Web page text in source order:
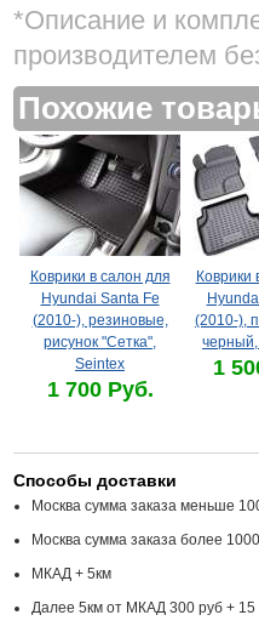
*Описание и
производителем
Похожие
Коврики в салон для
Hyundai Santa Fe
(2010-), резиновые,
рисунок "Сетка",
Seintex
1 700 Руб.
Коврики
(2010-),
1
Способы доставки
Москва сумма заказа меньше
Москва сумма заказа более
МКАД + 5км
Далее 5км от МКАД 300 руб + 15